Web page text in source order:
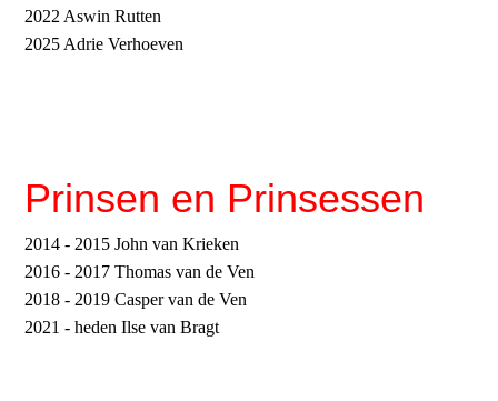
2022 Aswin Rutten
2025 Adrie Verhoeven
Prinsen en Prinsessen
2014 - 2015 John van Krieken
2016 - 2017 Thomas van de Ven
2018 - 2019 Casper van de Ven
2021 - heden Ilse van Bragt